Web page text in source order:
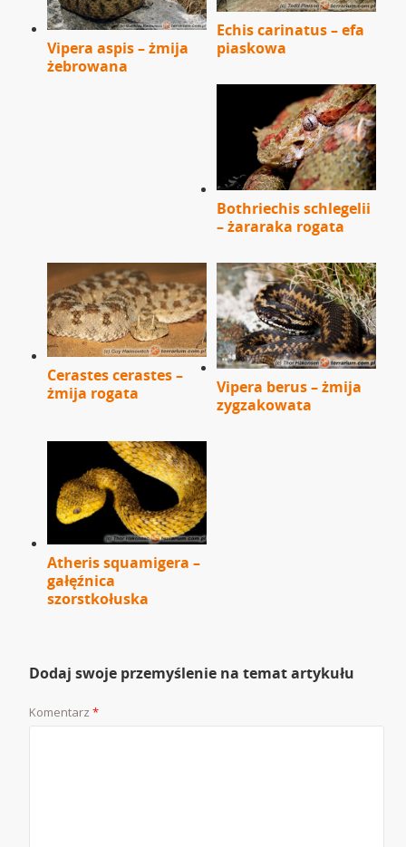
Vipera aspis – żmija
żebrowana
Echis carinatus – efa
piaskowa
Bothriechis schlegelii
– żararaka rogata
Cerastes cerastes –
żmija rogata
Vipera berus – żmija
zygzakowata
Atheris squamigera –
gałęźnica
szorstkołuska
Dodaj swoje przemyślenie na temat artykułu
Komentarz*